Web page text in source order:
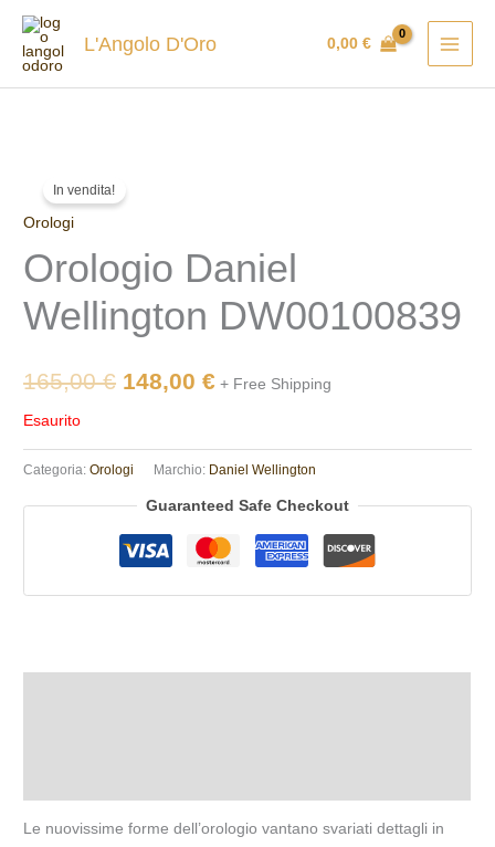
contenuto
L'Angolo D'Oro 0,00€
In vendita!
Orologi
Orologio Daniel
Wellington DW00100839
165,00€
originale
era:
165,00 €.
148,00€
attuale
è:
+ Free Shipping
Esaurito
Categoria:Orologi Marchio: Daniel Wellington
Guaranteed Safe Checkout
Le nuovissime forme dell’orologio vantano svariati dettagli in